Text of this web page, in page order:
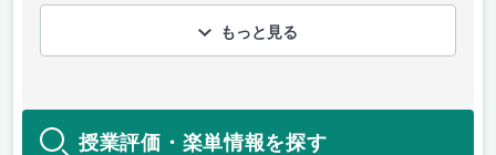
もっと見る
授業評価・楽単情報を探す